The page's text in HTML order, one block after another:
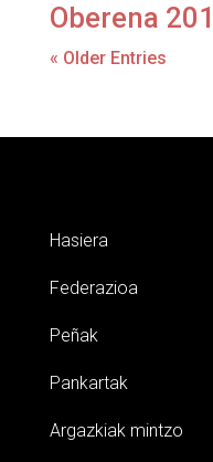
Oberena
« Older Entries
Hasiera
Federazioa
Peñak
Pankartak
Argazkiak mintzo